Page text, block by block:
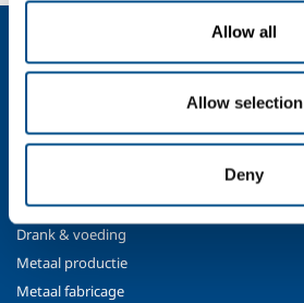
Allow all
Allow selection
Deny
Bedrijfsprofiel
Duurzaamheid
SOL industrie
Drank & voeding
Metaal productie
Metaal fabricage